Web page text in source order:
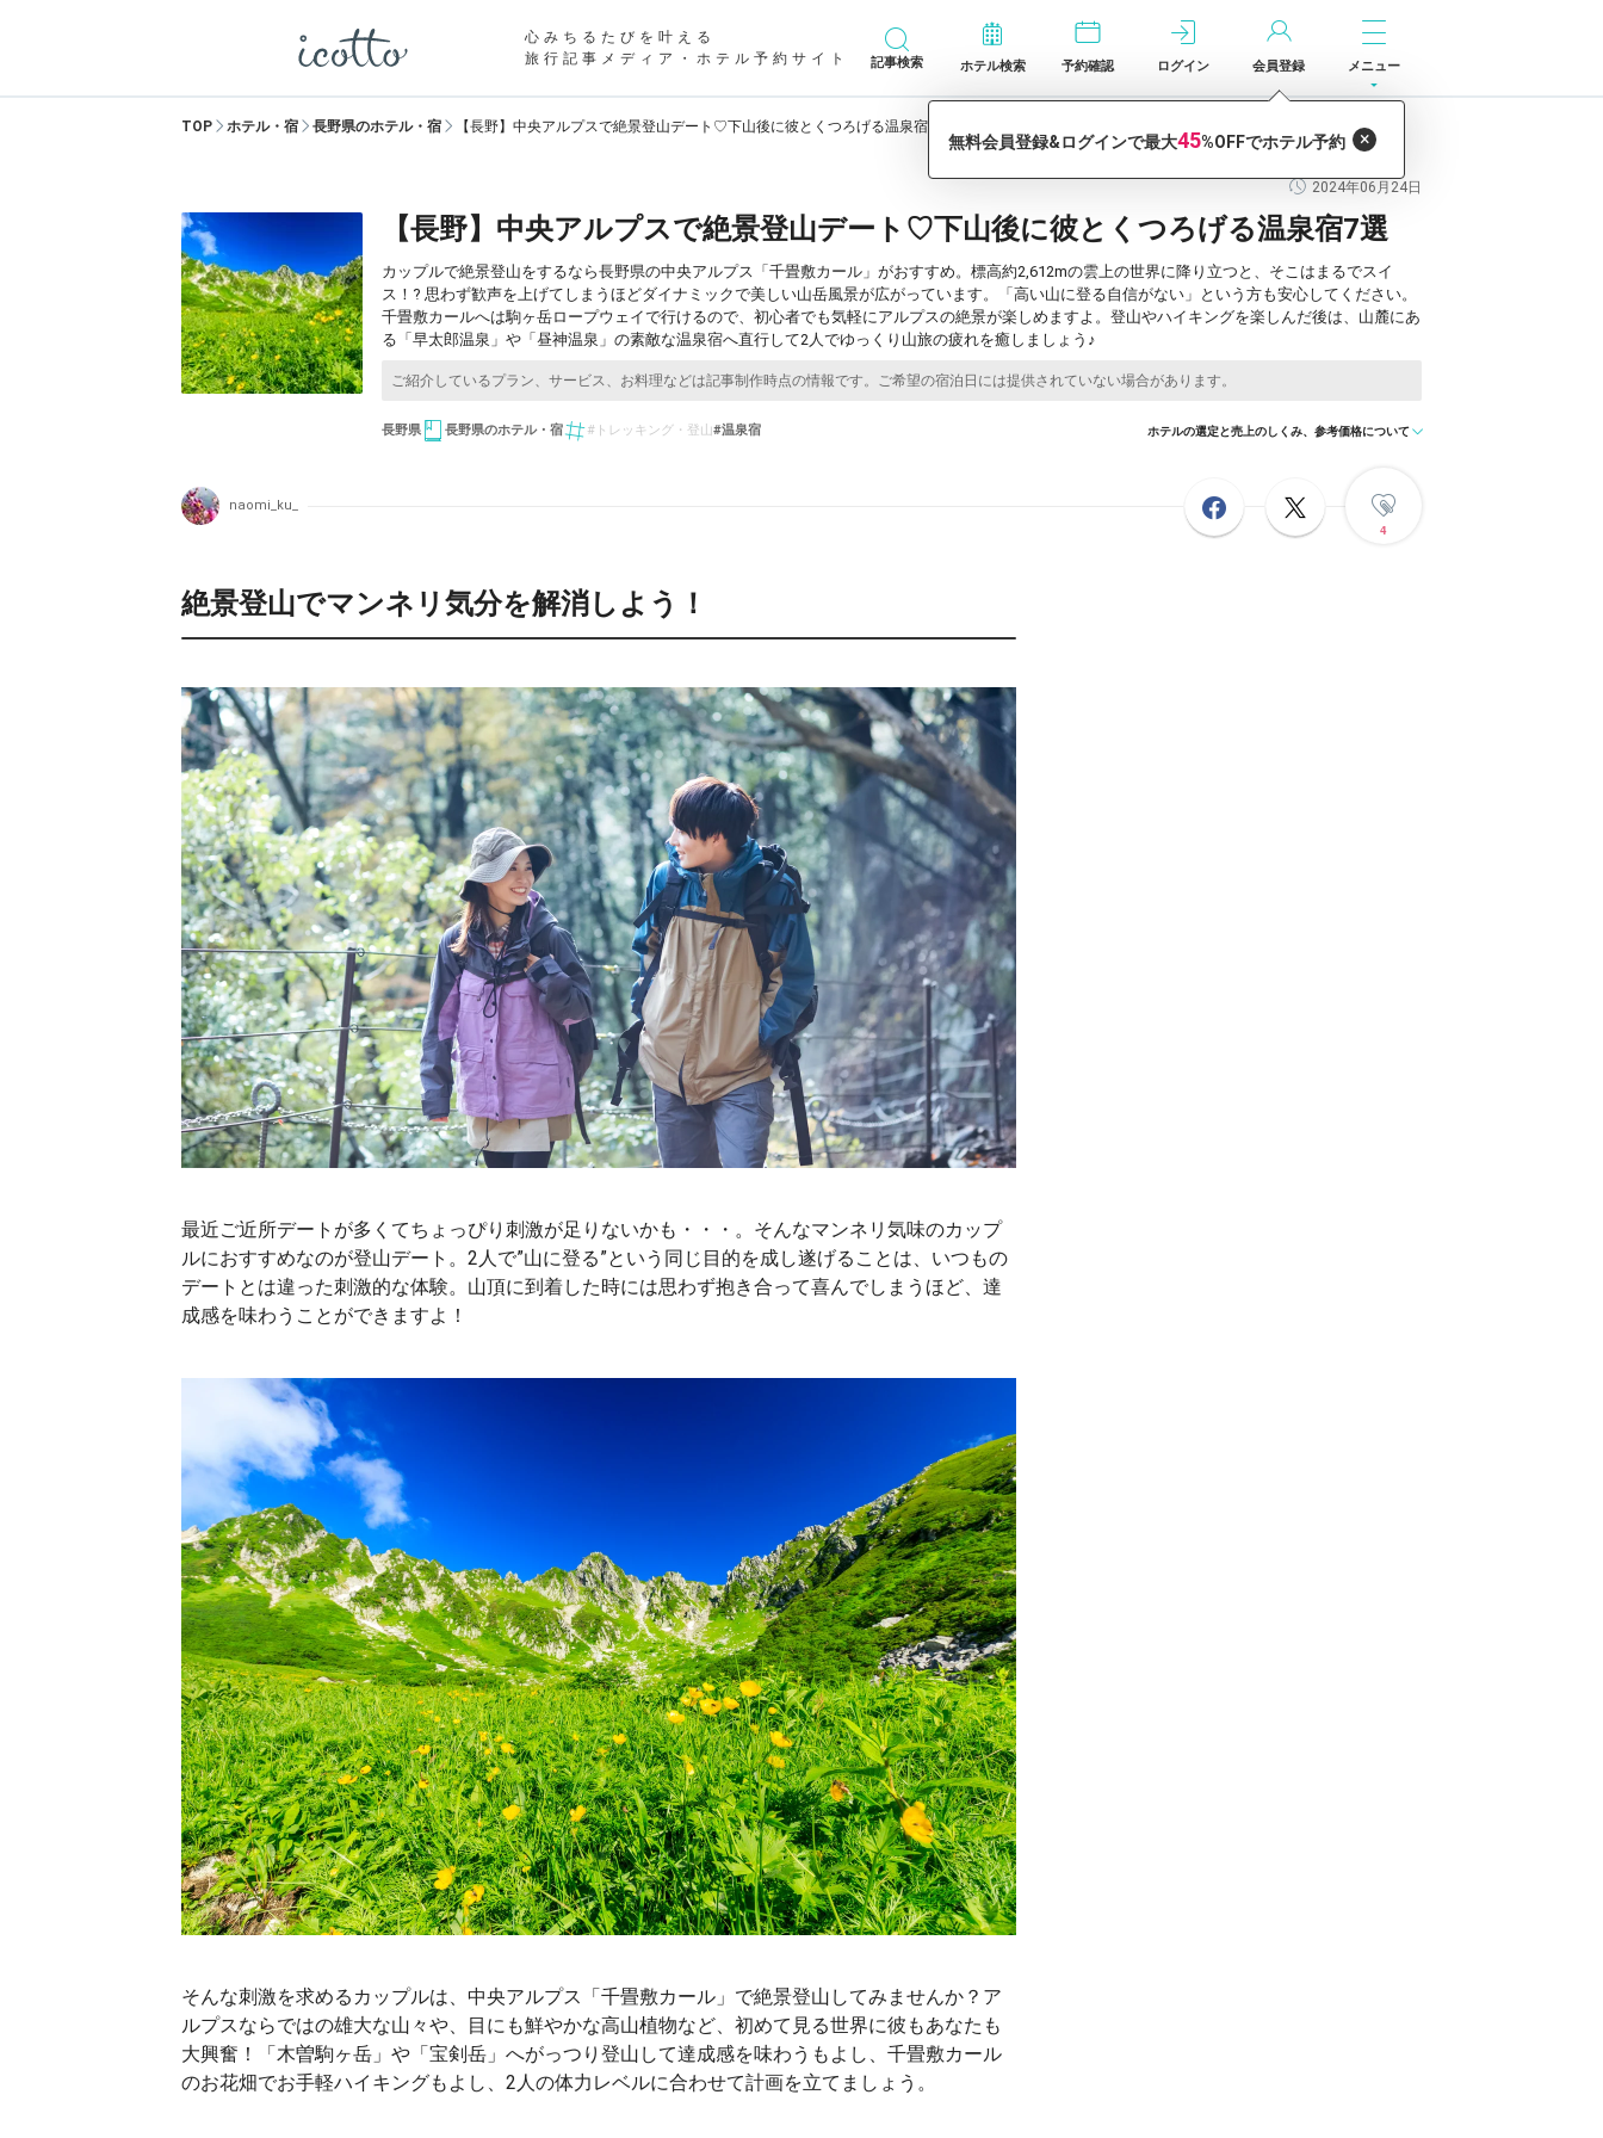
心みちるたびを叶える
旅行記事メディア・ホテル予約サイト
記事検索 ホテル検索 予約確認 ログイン 会員登録 メニュー
TOP ホテル・宿 長野県のホテル・宿 【長野】中央アルプスで絶景登山デート♡下山後に彼とくつろげる温泉宿7選
2024年06月24日
【長野】中央アルプスで絶景登山デート♡下山後に彼とくつろげる温泉宿7選
カップルで絶景登山をするなら長野県の中央アルプス「千畳敷カール」がおすすめ。標高約2,612mの雲上の世界に降り立つと、そこはまるでスイ
ス！? 思わず歓声を上げてしまうほどダイナミックで美しい山岳風景が広がっています。「高い山に登る自信がない」という方も安心してください。
千畳敷カールへは駒ヶ岳ロープウェイで行けるので、初心者でも気軽にアルプスの絶景が楽しめますよ。登山やハイキングを楽しんだ後は、山麓にあ
る「早太郎温泉」や「昼神温泉」の素敵な温泉宿へ直行して2人でゆっくり山旅の疲れを癒しましょう♪
長野県 長野県のホテル・宿 #トレッキング・登山#温泉宿 ホテルの選定と売上のしくみ、参考価格について
naomi_ku_
4
絶景登山でマンネリ気分を解消しよう！
最近ご近所デートが多くてちょっぴり刺激が足りないかも・・・。そんなマンネリ気味のカップ
ルにおすすめなのが登山デート。2人で”山に登る”という同じ目的を成し遂げることは、いつもの
デートとは違った刺激的な体験。山頂に到着した時には思わず抱き合って喜んでしまうほど、達
成感を味わうことができますよ！
そんな刺激を求めるカップルは、中央アルプス「千畳敷カール」で絶景登山してみませんか？ア
ルプスならではの雄大な山々や、目にも鮮やかな高山植物など、初めて見る世界に彼もあなたも
大興奮！「木曽駒ヶ岳」や「宝剣岳」へがっつり登山して達成感を味わうもよし、千畳敷カール
のお花畑でお手軽ハイキングもよし、2人の体力レベルに合わせて計画を立てましょう。